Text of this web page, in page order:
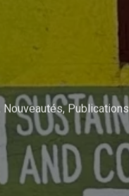
Nouveautés,Publications